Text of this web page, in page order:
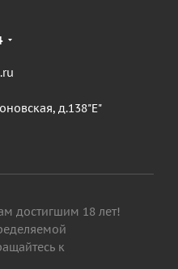
д.138"Е"
достигшим 18 лет!
к